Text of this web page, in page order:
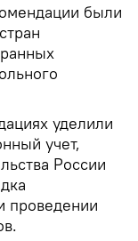
были
уделили
учет,
России
проведении